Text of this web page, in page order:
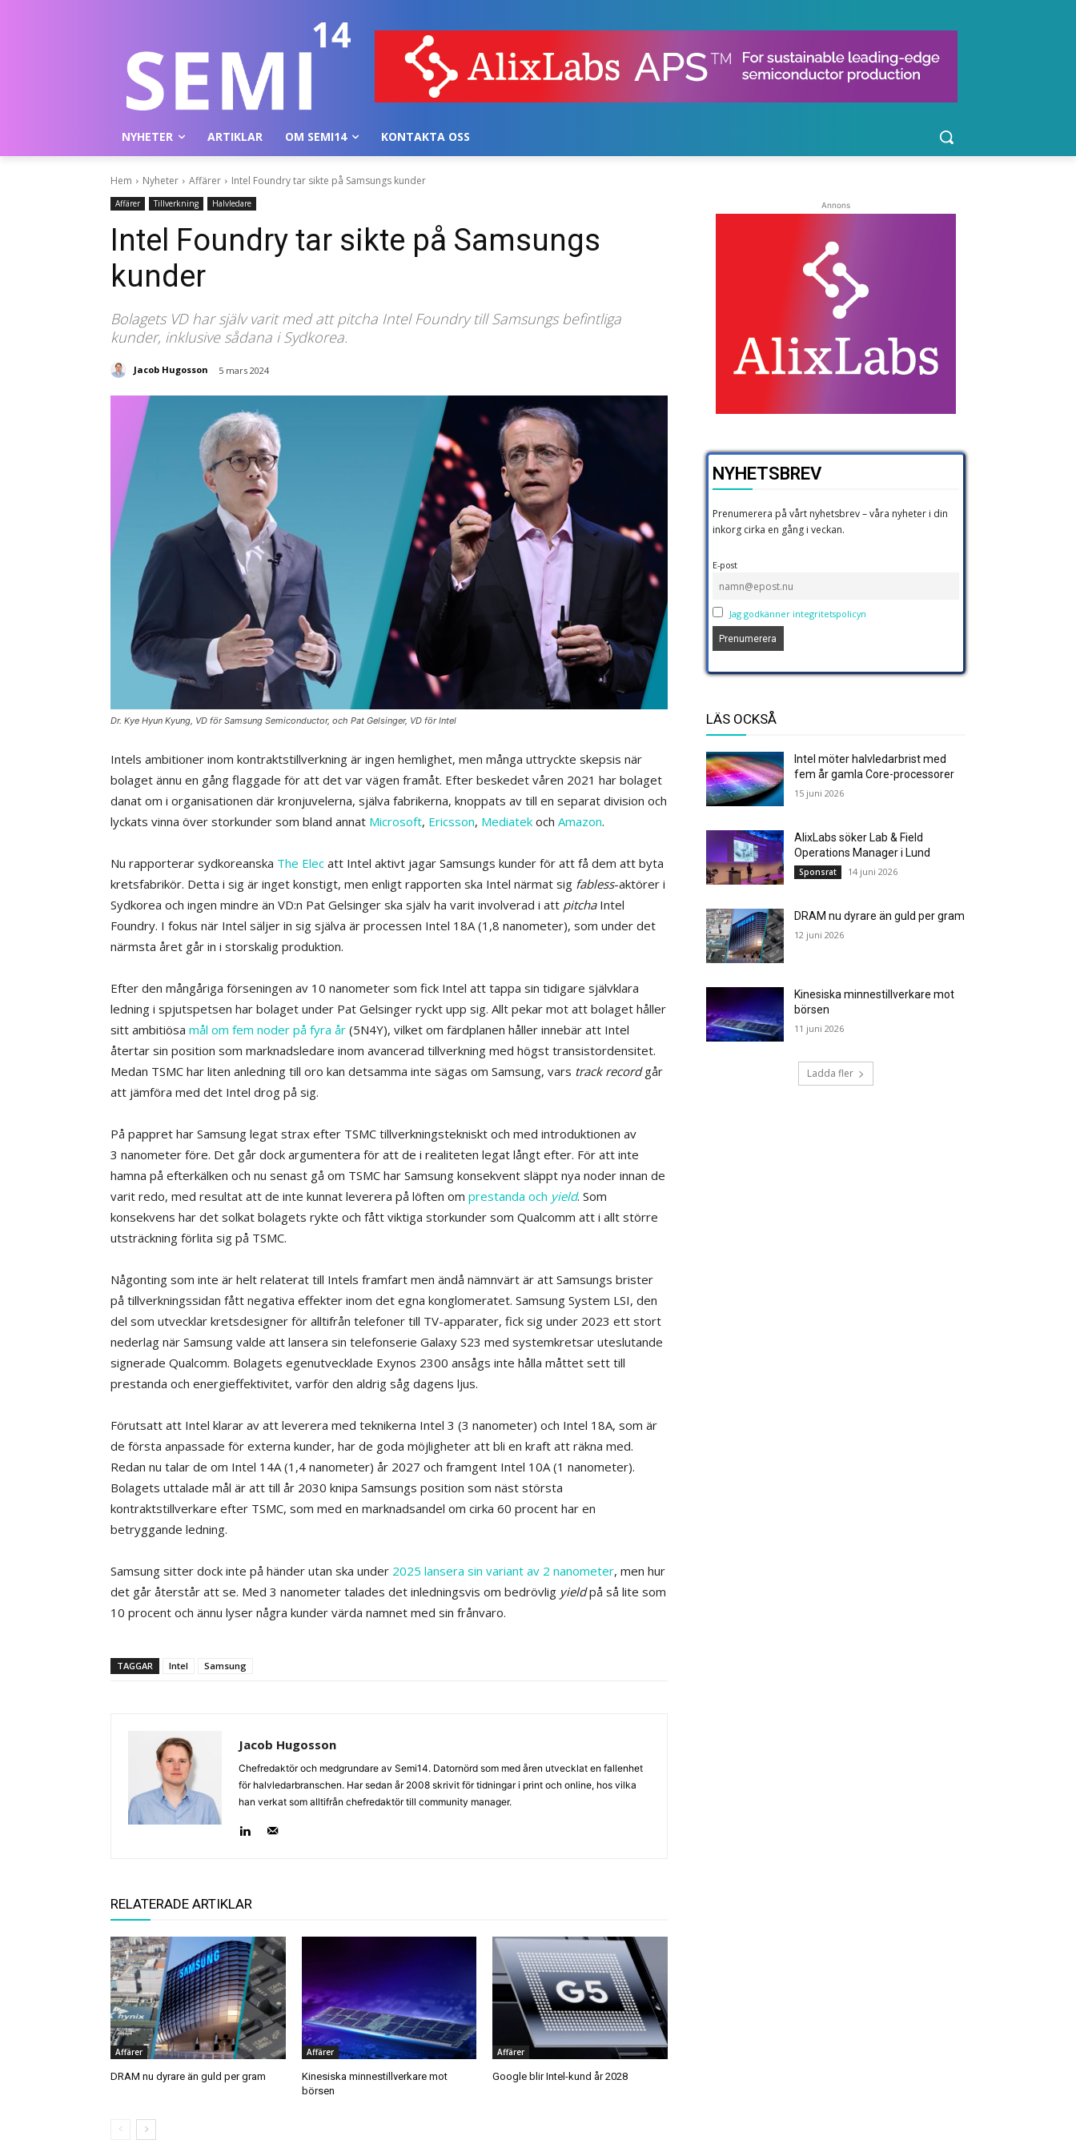
NYHETER ARTIKLAR OM SEMI14 KONTAKTA OSS
Hem Nyheter Affärer Intel Foundry tar sikte på Samsungs kunder
Affärer Tillverkning Halvledare
Intel Foundry tar sikte på Samsungs
kunder
Bolagets VD har själv varit med att pitcha Intel Foundry till Samsungs befintliga
kunder, inklusive sådana i Sydkorea.
Jacob Hugosson 5 mars 2024
Dr. Kye Hyun Kyung, VD för Samsung Semiconductor, och Pat Gelsinger, VD för Intel
Intels ambitioner inom kontraktstillverkning är ingen hemlighet, men många uttryckte skepsis när
bolaget ännu en gång flaggade för att det var vägen framåt. Efter beskedet våren 2021 har bolaget
danat om i organisationen där kronjuvelerna, själva fabrikerna, knoppats av till en separat division och
lyckats vinna över storkunder som bland annat Microsoft, Ericsson, Mediatek och Amazon.
Nu rapporterar sydkoreanska The Elec att Intel aktivt jagar Samsungs kunder för att få dem att byta
kretsfabrikör. Detta i sig är inget konstigt, men enligt rapporten ska Intel närmat sig fabless-aktörer i
Sydkorea och ingen mindre än VD:n Pat Gelsinger ska själv ha varit involverad i att pitchaIntel
Foundry. I fokus när Intel säljer in sig själva är processen Intel 18A (1,8 nanometer), som under det
närmsta året går in i storskalig produktion.
Efter den mångåriga förseningen av 10 nanometer som fick Intel att tappa sin tidigare självklara
ledning i spjutspetsen har bolaget under Pat Gelsinger ryckt upp sig. Allt pekar mot att bolaget håller
sitt ambitiösa mål om fem noder på fyra år (5N4Y), vilket om färdplanen håller innebär att Intel
återtar sin position som marknadsledare inom avancerad tillverkning med högst transistordensitet.
Medan TSMC har liten anledning till oro kan detsamma inte sägas om Samsung, vars track recordgår
att jämföra med det Intel drog på sig.
På pappret har Samsung legat strax efter TSMC tillverkningstekniskt och med introduktionen av
3 nanometer före. Det går dock argumentera för att de i realiteten legat långt efter. För att inte
hamna på efterkälken och nu senast gå om TSMC har Samsung konsekvent släppt nya noder innan de
varit redo, med resultat att de inte kunnat leverera på löften om prestanda och yield. Som
konsekvens har det solkat bolagets rykte och fått viktiga storkunder som Qualcomm att i allt större
utsträckning förlita sig på TSMC.
Någonting som inte är helt relaterat till Intels framfart men ändå nämnvärt är att Samsungs brister
på tillverkningssidan fått negativa effekter inom det egna konglomeratet. Samsung System LSI, den
del som utvecklar kretsdesigner för alltifrån telefoner till TV-apparater, fick sig under 2023 ett stort
nederlag när Samsung valde att lansera sin telefonserie Galaxy S23 med systemkretsar uteslutande
signerade Qualcomm. Bolagets egenutvecklade Exynos 2300 ansågs inte hålla måttet sett till
prestanda och energieffektivitet, varför den aldrig såg dagens ljus.
Förutsatt att Intel klarar av att leverera med teknikerna Intel 3 (3 nanometer) och Intel 18A, som är
de första anpassade för externa kunder, har de goda möjligheter att bli en kraft att räkna med.
Redan nu talar de om Intel 14A (1,4 nanometer) år 2027 och framgent Intel 10A (1 nanometer).
Bolagets uttalade mål är att till år 2030 knipa Samsungs position som näst största
kontraktstillverkare efter TSMC, som med en marknadsandel om cirka 60 procent har en
betryggande ledning.
Samsung sitter dock inte på händer utan ska under 2025 lansera sin variant av 2 nanometer, men hur
det går återstår att se. Med 3 nanometer talades det inledningsvis om bedrövlig yieldpå så lite som
10 procent och ännu lyser några kunder värda namnet med sin frånvaro.
TAGGAR Intel Samsung
Jacob Hugosson
Chefredaktör och medgrundare av Semi14. Datornörd som med åren utvecklat en fallenhet
för halvledarbranschen. Har sedan år 2008 skrivit för tidningar i print och online, hos vilka
han verkat som alltifrån chefredaktör till community manager.
RELATERADE ARTIKLAR
Affärer
DRAM nu dyrare än guld per gram
Affärer
Kinesiska minnestillverkare mot
börsen
Affärer
Google blir Intel-kund år 2028
Annons
NYHETSBREV
Prenumerera på vårt nyhetsbrev – våra nyheter i din
inkorg cirka en gång i veckan.
E-post
Jag godkänner integritetspolicyn
LÄS OCKSÅ
Intel möter halvledarbrist med
fem år gamla Core-processorer
15 juni 2026
AlixLabs söker Lab & Field
Operations Manager i Lund
Sponsrat 14 juni 2026
DRAM nu dyrare än guld per gram
12 juni 2026
Kinesiska minnestillverkare mot
börsen
11 juni 2026
Ladda fler